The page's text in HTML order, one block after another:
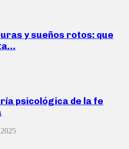
y sueños rotos: que
psicológica de la fe